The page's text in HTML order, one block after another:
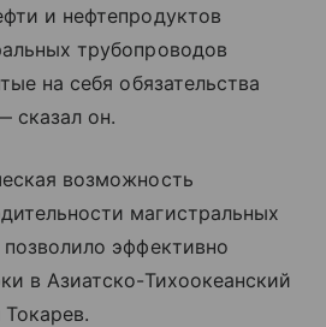
и нефтепродуктов
трубопроводов
на себя обязательства
сказал он.
возможность
магистральных
эффективно
в Азиатско-Тихоокеанский